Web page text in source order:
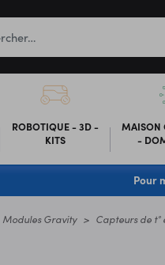
ROBOTIQUE - 3D -
KITS
MAISON
-
Pour
Modules Gravity Capteurs de